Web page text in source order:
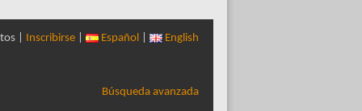
| Inscribirse Español English
Búsqueda avanzada